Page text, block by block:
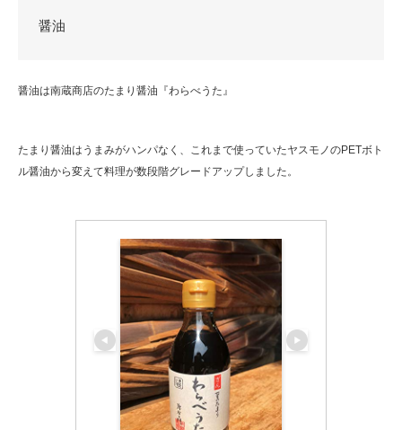
醤油
醤油は南蔵商店のたまり醤油『わらべうた』
たまり醤油はうまみがハンパなく、これまで使っていたヤスモノのPETボト
ル醤油から変えて料理が数段階グレードアップしました。